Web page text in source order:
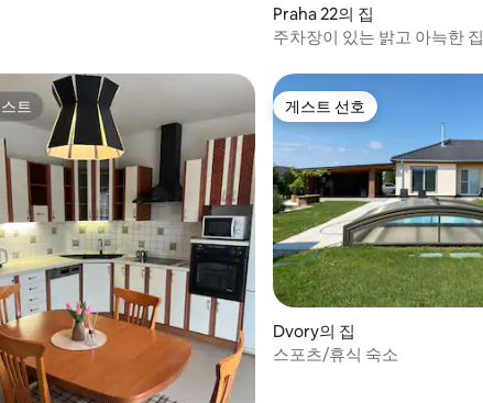
Praha 22의 집
주차장이 있는 밝고 아늑한 집
후기 15개
트
트 게스트 선호
게스트 선호
Dvory의 집
스포츠/휴식 숙소